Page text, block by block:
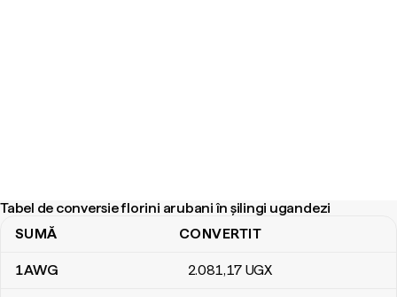
Tabel de conversie florini arubani în șilingi ugandezi
Tabel de conversie florini arubani în șilingi ugandezi
SUMĂ CONVERTIT
1AWG 2.081,17 UGX